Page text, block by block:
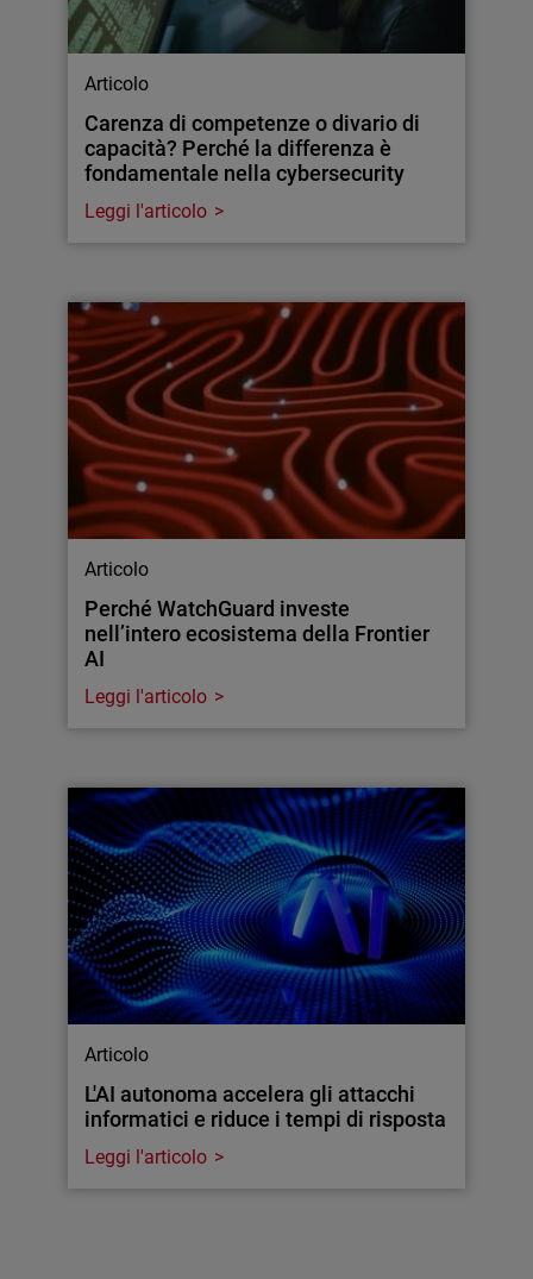
Articolo
Carenza di competenze o divario di
capacità? Perché la differenza è
fondamentale nella cybersecurity
Leggi l'articolo
Articolo
Perché WatchGuard investe
nell’intero ecosistema della Frontier
AI
Leggi l'articolo
Articolo
L'AI autonoma accelera gli attacchi
informatici e riduce i tempi di risposta
Leggi l'articolo